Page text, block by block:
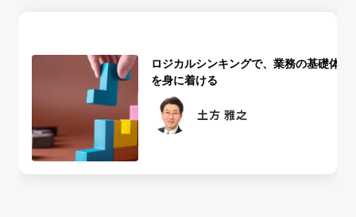
ロジカルシンキングで、業務の基礎体力
を身に着ける
土方 雅之